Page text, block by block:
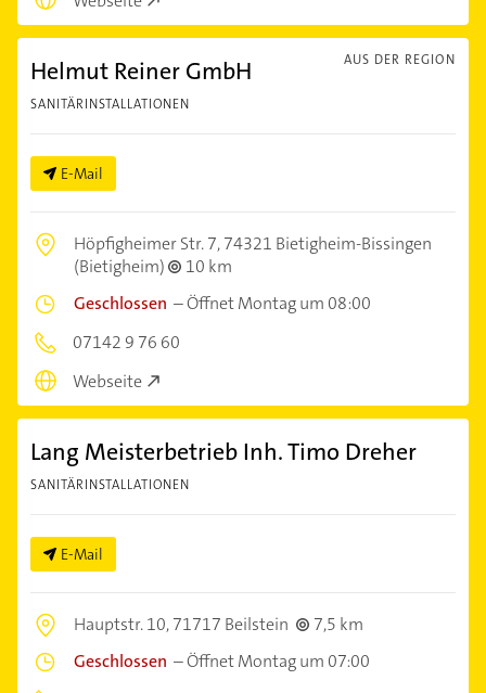
AUS DER REGION
Helmut Reiner GmbH
SANITÄRINSTALLATIONEN
E-Mail
Höpfigheimer Str. 7,74321 Bietigheim-Bissingen
(Bietigheim)
10 km
Geschlossen –Öffnet Montag um 08:00
07142 9 76 60
Webseite
Lang Meisterbetrieb Inh. Timo Dreher
SANITÄRINSTALLATIONEN
E-Mail
Hauptstr. 10,71717 Beilstein
7,5 km
Geschlossen –Öffnet Montag um 07:00